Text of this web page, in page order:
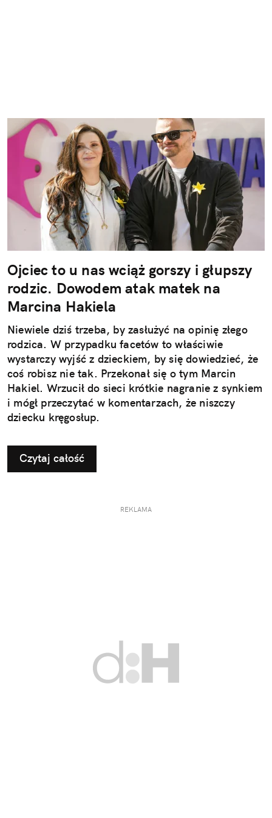
Ojciec to u nas wciąż gorszy i głupszy
rodzic. Dowodem atak matek na
Marcina Hakiela
Niewiele dziś trzeba, by zasłużyć na opinię złego
rodzica. W przypadku facetów to właściwie
wystarczy wyjść z dzieckiem, by się dowiedzieć, że
coś robisz nie tak. Przekonał się o tym Marcin
Hakiel. Wrzucił do sieci krótkie nagranie z synkiem
i mógł przeczytać w komentarzach, że niszczy
dziecku kręgosłup.
Czytaj całość
REKLAMA